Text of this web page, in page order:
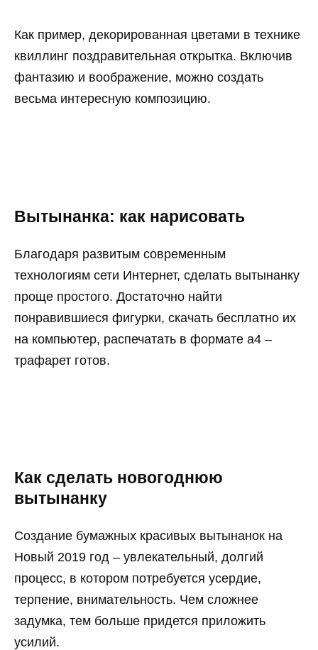
Как пример, декорированная цветами в технике
квиллинг поздравительная открытка. Включив
фантазию и воображение, можно создать
весьма интересную композицию.
Вытынанка: как нарисовать
Благодаря развитым современным
технологиям сети Интернет, сделать вытынанку
проще простого. Достаточно найти
понравившиеся фигурки, скачать бесплатно их
на компьютер, распечатать в формате а4 –
трафарет готов.
Как сделать новогоднюю
вытынанку
Создание бумажных красивых вытынанок на
Новый 2019 год – увлекательный, долгий
процесс, в котором потребуется усердие,
терпение, внимательность. Чем сложнее
задумка, тем больше придется приложить
усилий.